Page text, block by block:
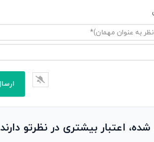
شده، اعتبار بیشتری در نظرتو دارند